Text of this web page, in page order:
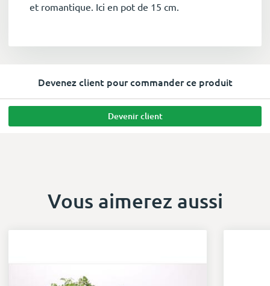
et romantique. Ici en pot de 15 cm.
Devenez client pour commander ce produit
Devenir client
Vous aimerez aussi